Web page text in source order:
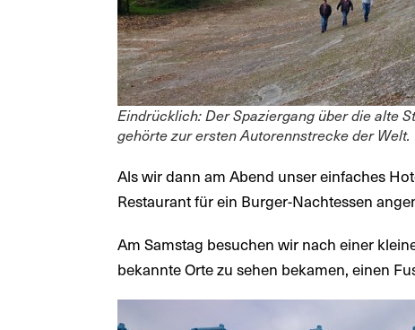
Eindrücklich: Der Spaziergang über die alte
gehörte zur ersten Autorennstrecke der Welt.
Als wir dann am Abend unser einfaches
Restaurant für ein Burger-Nachtessen
Am Samstag besuchen wir nach einer
bekannte Orte zu sehen bekamen, einen